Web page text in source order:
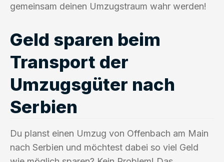
gemeinsam deinen Umzugstraum wahr werden!
Geld sparen beim
Transport der
Umzugsgüter nach
Serbien
Du planst einen Umzug von Offenbach am Main
nach Serbien und möchtest dabei so viel Geld